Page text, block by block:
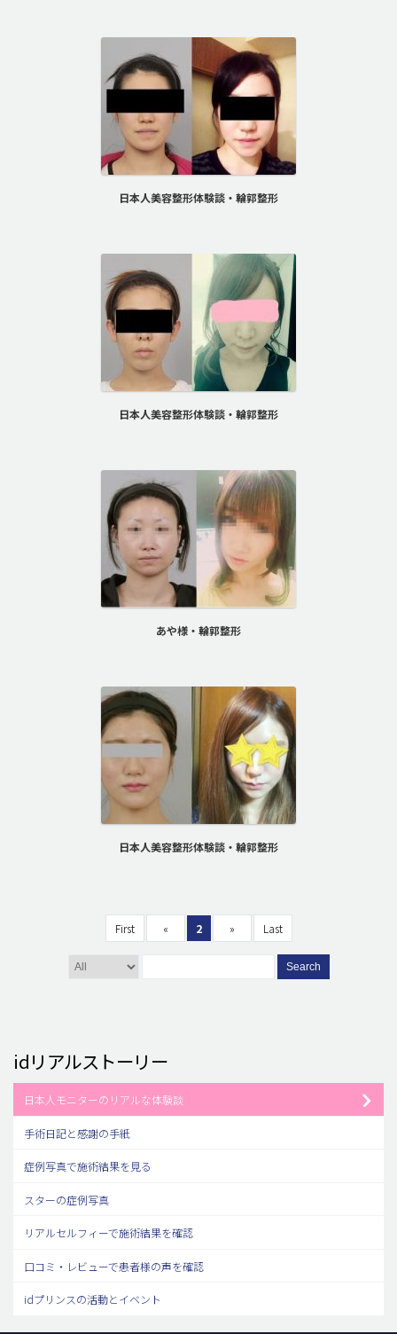
日本人美容整形体験談・輪郭整形
日本人美容整形体験談・輪郭整形
あや様・輪郭整形
日本人美容整形体験談・輪郭整形
First « 2 » Last
Search
idリアルストーリー
日本人モニターのリアルな体験談
手術日記と感謝の手紙
症例写真で施術結果を見る
スターの症例写真
リアルセルフィーで施術結果を確認
口コミ・レビューで患者様の声を確認
idプリンスの活動とイベント